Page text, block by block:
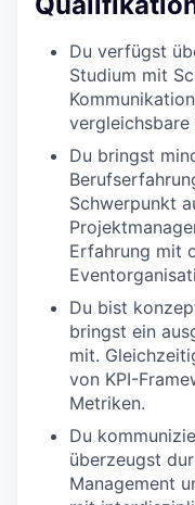
Du verfügst
Studium mit
vergleichsbare
Du bringst
Schwerpunkt
Erfahrung mit
Du bist
bringst ein
mit.
von KPI-
Metriken.
Du
überzeugst
Management